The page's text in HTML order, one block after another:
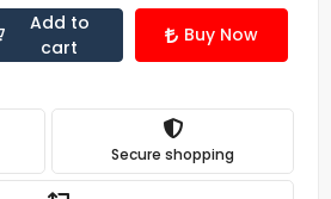
Add to
cart
Buy Now
Secure shopping